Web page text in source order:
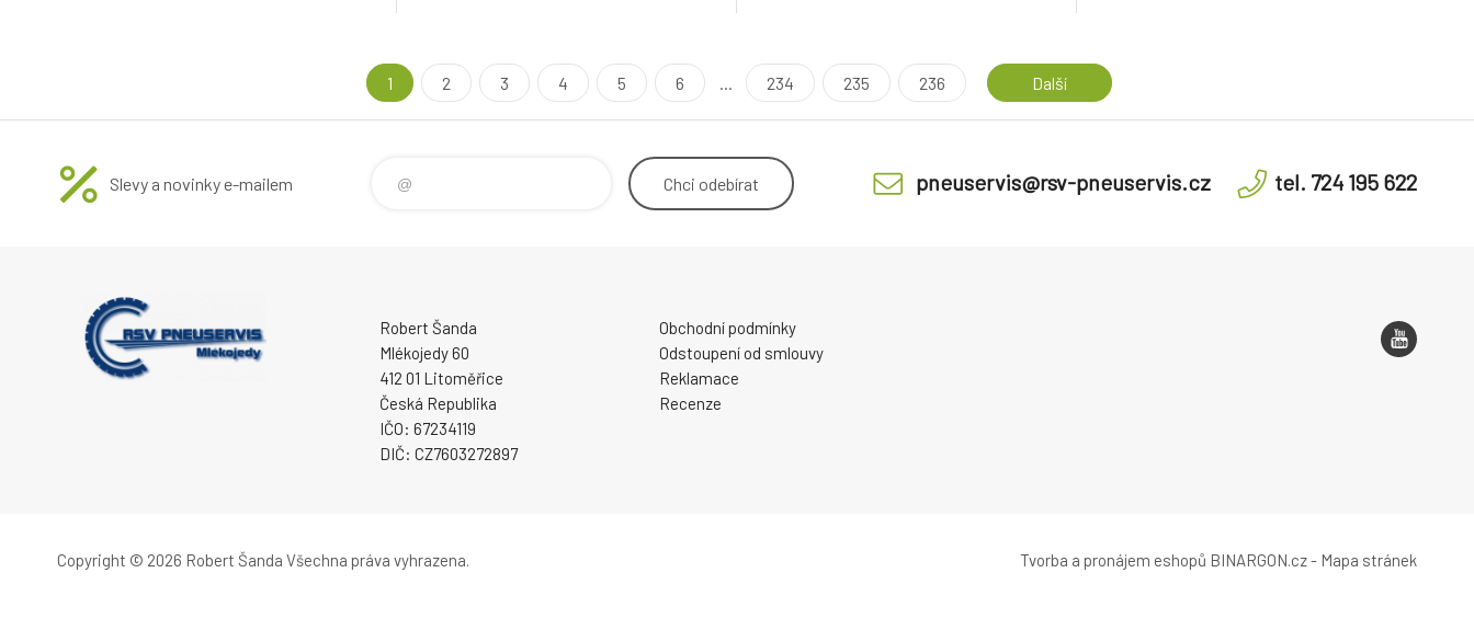
1 2 3 4 5 6 ... 234 235 236 Další
Slevy a novinky e-mailem Chci odebírat pneuservis@rsv-pneuservis.cz tel. 724 195 622
Robert Šanda
Mlékojedy 60
412 01 Litoměřice
Česká Republika
IČO: 67234119
DIČ: CZ7603272897
Obchodní podmínky
Odstoupení od smlouvy
Reklamace
Recenze
Copyright © 2026 Robert Šanda Všechna práva vyhrazena. Tvorba a pronájem eshopů BINARGON.cz- Mapa stránek